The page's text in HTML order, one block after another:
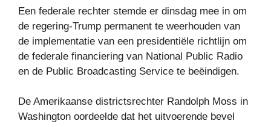
Een federale rechter stemde er dinsdag mee in om
de regering-Trump permanent te weerhouden van
de implementatie van een presidentiële richtlijn om
de federale financiering van National Public Radio
en de Public Broadcasting Service te beëindigen.
De Amerikaanse districtsrechter Randolph Moss in
Washington oordeelde dat het uitvoerende bevel